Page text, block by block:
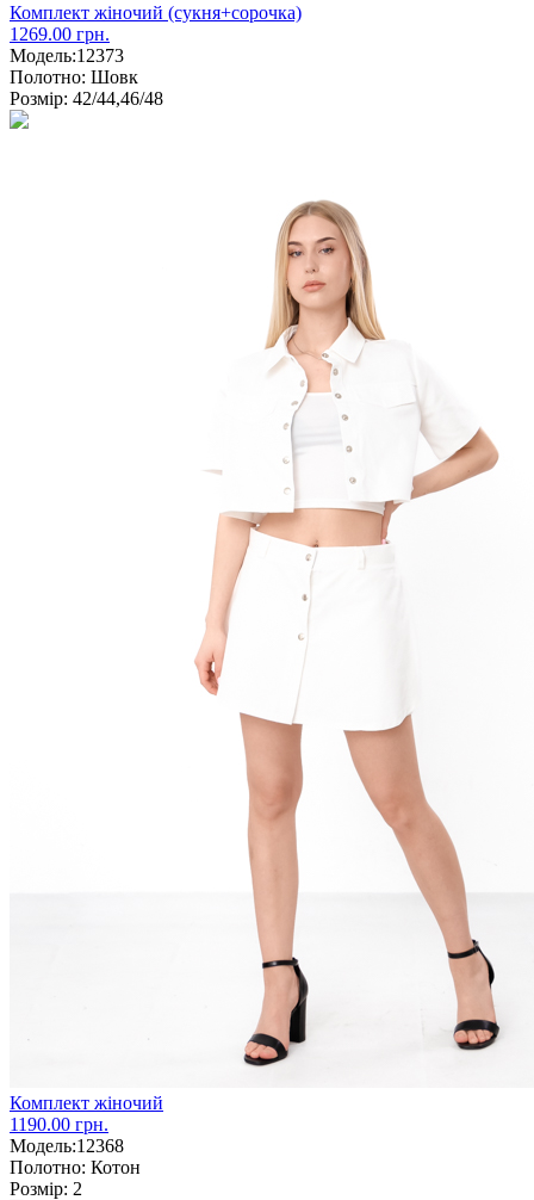
Комплект жіночий (сукня+сорочка)
1269.00 грн.
Модель:12373
Полотно: Шовк
Розмір: 42/44,46/48
Комплект жіночий
1190.00 грн.
Модель:12368
Полотно: Котон
Розмір: 2